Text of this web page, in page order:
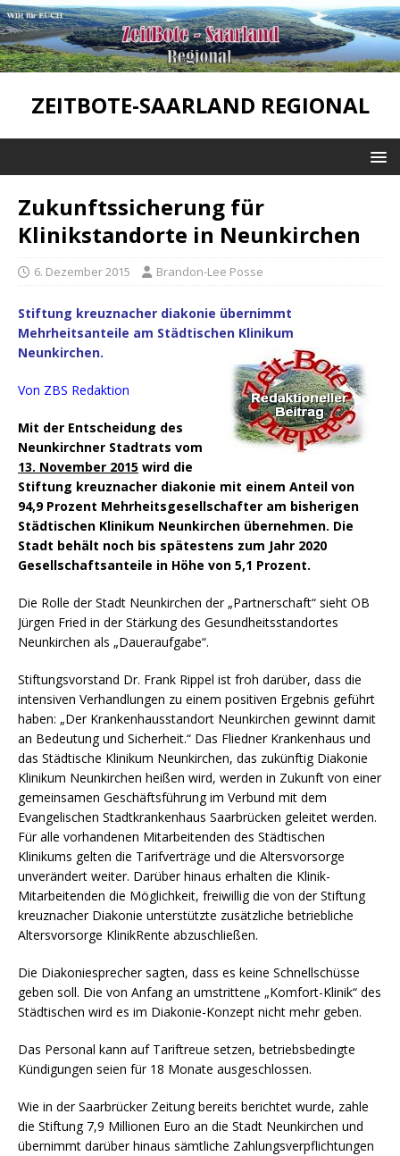
ZEITBOTE-SAARLAND REGIONAL
Zukunftssicherung für
Klinikstandorte in Neunkirchen
6. Dezember 2015 Brandon-Lee Posse
Stiftung kreuznacher diakonie übernimmt
Mehrheitsanteile am Städtischen Klinikum
Neunkirchen.
Von ZBS Redaktion
Mit der Entscheidung des
Neunkirchner Stadtrats vom
13. November 2015 wird die
Stiftung kreuznacher diakonie mit einem Anteil von
94,9 Prozent Mehrheitsgesellschafter am bisherigen
Städtischen Klinikum Neunkirchen übernehmen. Die
Stadt behält noch bis spätestens zum Jahr 2020
Gesellschaftsanteile in Höhe von 5,1 Prozent.
Die Rolle der Stadt Neunkirchen der „Partnerschaft“ sieht OB
Jürgen Fried in der Stärkung des Gesundheitsstandortes
Neunkirchen als „Daueraufgabe“.
Stiftungsvorstand Dr. Frank Rippel ist froh darüber, dass die
intensiven Verhandlungen zu einem positiven Ergebnis geführt
haben: „Der Krankenhausstandort Neunkirchen gewinnt damit
an Bedeutung und Sicherheit.“ Das Fliedner Krankenhaus und
das Städtische Klinikum Neunkirchen, das zukünftig Diakonie
Klinikum Neunkirchen heißen wird, werden in Zukunft von einer
gemeinsamen Geschäftsführung im Verbund mit dem
Evangelischen Stadtkrankenhaus Saarbrücken geleitet werden.
Für alle vorhandenen Mitarbeitenden des Städtischen
Klinikums gelten die Tarifverträge und die Altersvorsorge
unverändert weiter. Darüber hinaus erhalten die Klinik-
Mitarbeitenden die Möglichkeit, freiwillig die von der Stiftung
kreuznacher Diakonie unterstützte zusätzliche betriebliche
Altersvorsorge KlinikRente abzuschließen.
Die Diakoniesprecher sagten, dass es keine Schnellschüsse
geben soll. Die von Anfang an umstrittene „Komfort-Klinik“ des
Städtischen wird es im Diakonie-Konzept nicht mehr geben.
Das Personal kann auf Tariftreue setzen, betriebsbedingte
Kündigungen seien für 18 Monate ausgeschlossen.
Wie in der Saarbrücker Zeitung bereits berichtet wurde, zahle
die Stiftung 7,9 Millionen Euro an die Stadt Neunkirchen und
übernimmt darüber hinaus sämtliche Zahlungsverpflichtungen